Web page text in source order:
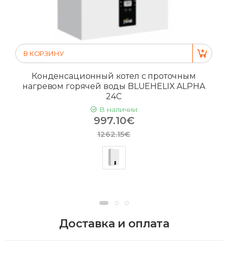
В КОРЗИНУ
Конденсационный котел с проточным
нагревом горячей воды BLUEHELIX ALPHA
24C
В наличии
997.10€
1262.15€
Доставка и оплата